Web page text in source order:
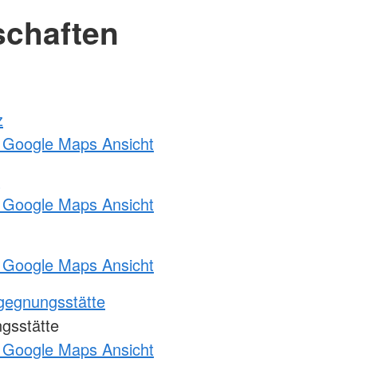
Maps Ansicht
Maps Ansicht
Maps Ansicht
Maps Ansicht